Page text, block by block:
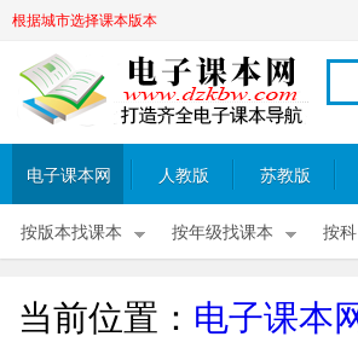
根据城市选择课本版本
电子课本网 人教版 苏教版
按版本找课本 按年级找课本 按
当前位置： 电子课本